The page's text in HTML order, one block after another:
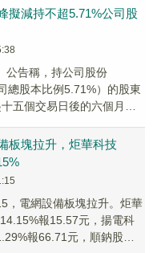
擬減持不超5.71%公司股
公告稱，持公司股份
總股本比例5.71%）的股東
五個交易日後的六個月内
板塊拉升，炬華科技
，電網設備板塊拉升。炬華
報15.57元，揚電科
報66.71元，順鈉股份